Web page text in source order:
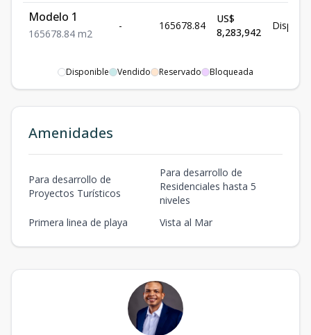
Modelo 1
165678.84 m2
- 165678.84
US$
8,283,942
Disponible Vendido Reservado Bloqueada
Amenidades
Para desarrollo de
Proyectos Turísticos
Para desarrollo de
Residenciales hasta 5
niveles
Primera linea de playa
Vista al Mar